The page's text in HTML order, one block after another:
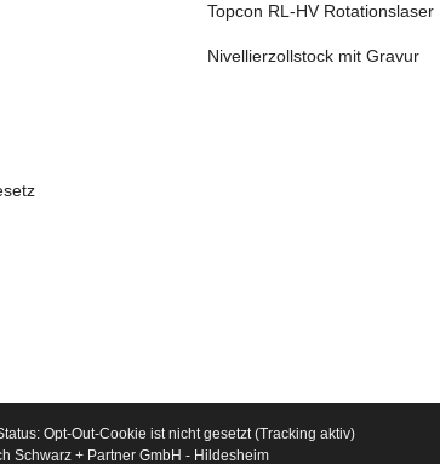
Topcon RL-HV Rotationslaser
Nivellierzollstock mit Gravur
Opt-Out-Cookie ist nicht gesetzt (Tracking aktiv)
Schwarz + Partner GmbH - Hildesheim